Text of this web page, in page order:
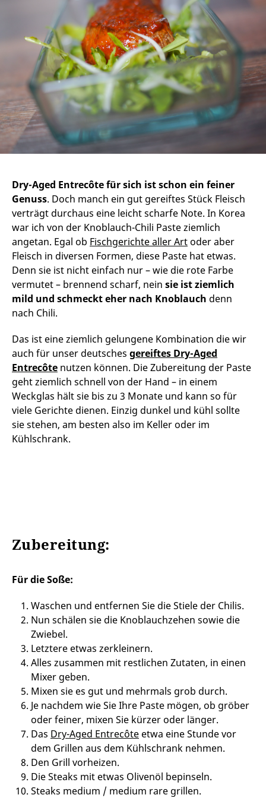
Dry-Aged Entrecôte für sich ist schon ein feiner
Genuss. Doch manch ein gut gereiftes Stück Fleisch
verträgt durchaus eine leicht scharfe Note. In Korea
war ich von der Knoblauch-Chili Paste ziemlich
angetan. Egal ob Fischgerichte aller Art oder aber
Fleisch in diversen Formen, diese Paste hat etwas.
Denn sie ist nicht einfach nur – wie die rote Farbe
vermutet – brennend scharf, nein sie ist ziemlich
mild und schmeckt eher nach Knoblauch denn
nach Chili.
Das ist eine ziemlich gelungene Kombination die wir
auch für unser deutsches gereiftes Dry-Aged
Entrecôte nutzen können. Die Zubereitung der Paste
geht ziemlich schnell von der Hand – in einem
Weckglas hält sie bis zu 3 Monate und kann so für
viele Gerichte dienen. Einzig dunkel und kühl sollte
sie stehen, am besten also im Keller oder im
Kühlschrank.
Zubereitung:
Für die Soße:
Waschen und entfernen Sie die Stiele der Chilis.
Nun schälen sie die Knoblauchzehen sowie die
Zwiebel.
Letztere etwas zerkleinern.
Alles zusammen mit restlichen Zutaten, in einen
Mixer geben.
Mixen sie es gut und mehrmals grob durch.
Je nachdem wie Sie Ihre Paste mögen, ob gröber
oder feiner, mixen Sie kürzer oder länger.
Das Dry-Aged Entrecôte etwa eine Stunde vor
dem Grillen aus dem Kühlschrank nehmen.
Den Grill vorheizen.
Die Steaks mit etwas Olivenöl bepinseln.
Steaks medium / medium rare grillen.